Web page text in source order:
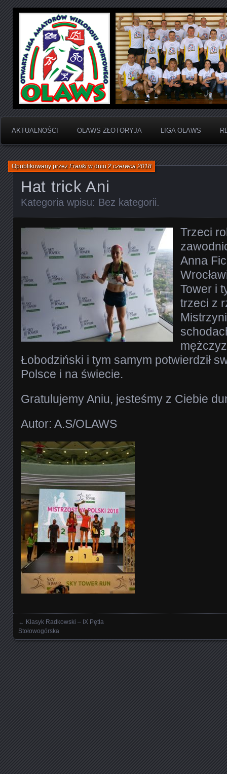
OLAWS | Otwarta
Sportowego
Otwarta Liga Amatorów Wieloboju Sportowego
AKTUALNOŚCI OLAWS ZŁOTORYJA LIGA OLAWS
Hat trick Ani
Opublikowany przezFrankiw dniu2 czerwca 2018
Kategoria wpisu: Bez kategorii.
Trzeci
Anna
Tower i
trzeci z
Łobodziński i tym samym potwierdził
Polsce i na świecie.
Gratulujemy Aniu, jesteśmy z Ciebie
Autor: A.S/OLAWS
Nawigowanie wpisami
← Klasyk Radkowski – IX Pętla
Stołowogórska